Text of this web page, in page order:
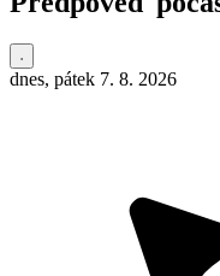
dnes, pátek 7. 8. 2026